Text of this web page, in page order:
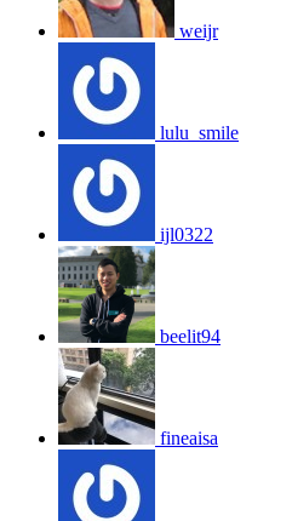
weijr
lulu_smile
ijl0322
beelit94
fineaisa